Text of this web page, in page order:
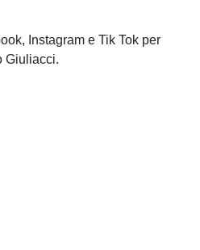
Instagram e Tik Tok per
Giuliacci.